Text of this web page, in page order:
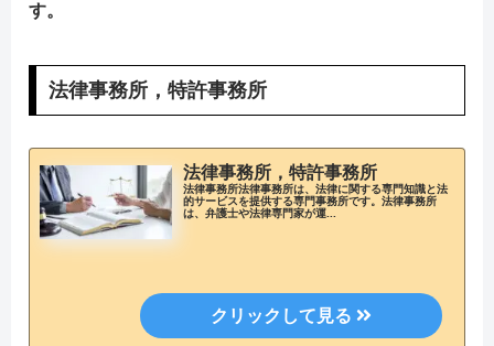
す。
法律事務所，特許事務所
法律事務所，特許事務所
法律事務所法律事務所は、法律に関する専門知識と法
的サービスを提供する専門事務所です。法律事務所
は、弁護士や法律専門家が運...